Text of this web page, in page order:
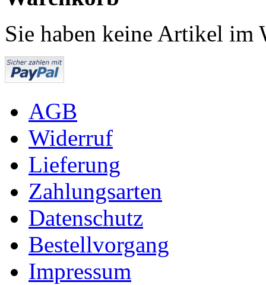
Sie haben keine Artikel im
AGB
Widerruf
Lieferung
Zahlungsarten
Datenschutz
Bestellvorgang
Impressum